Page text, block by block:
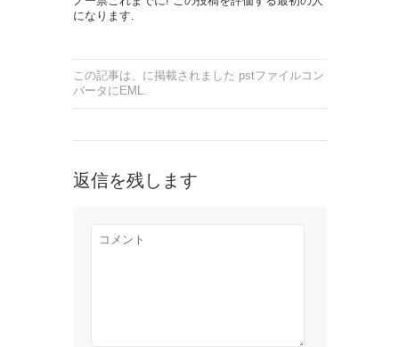
になります.
この記事は、に掲載されました pstファイルコン
バータにEML.
返信を残します